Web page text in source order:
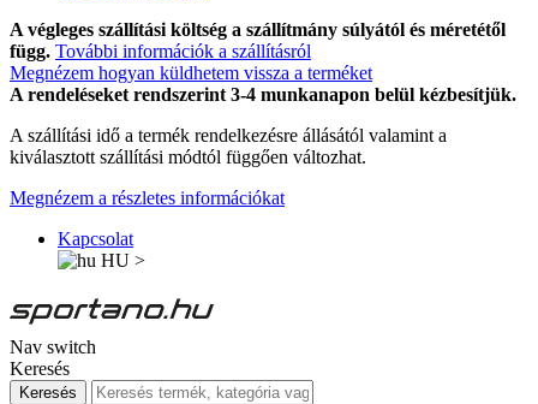
A végleges szállítási költség a szállítmány súlyától és méretétől
függ. További információk a szállításról
Megnézem hogyan küldhetem vissza a terméket
A rendeléseket rendszerint 3-4 munkanapon belül kézbesítjük.
A szállítási idő a termék rendelkezésre állásától valamint a
kiválasztott szállítási módtól függően változhat.
Megnézem a részletes információkat
Kapcsolat
HU >
Nav switch
Keresés
Keresés